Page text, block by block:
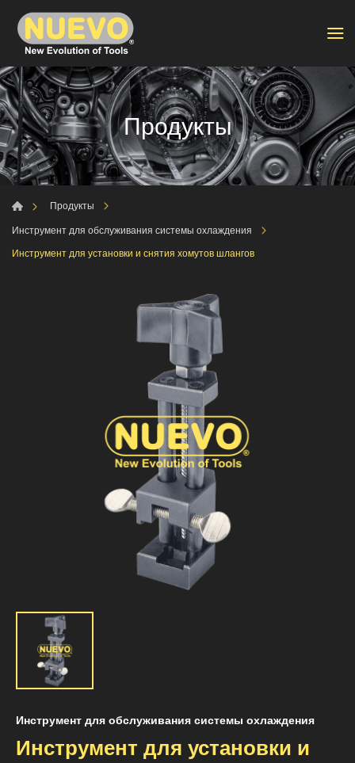
Продукты
Продукты
Инструмент для обслуживания системы охлаждения
Инструмент для установки и снятия хомутов шлангов
Инструмент для обслуживания системы охлаждения
Инструмент для установки и